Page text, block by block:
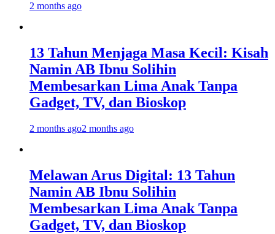
2 months ago
13 Tahun Menjaga Masa Kecil: Kisah
Namin AB Ibnu Solihin
Membesarkan Lima Anak Tanpa
Gadget, TV, dan Bioskop
2 months ago2 months ago
Melawan Arus Digital: 13 Tahun
Namin AB Ibnu Solihin
Membesarkan Lima Anak Tanpa
Gadget, TV, dan Bioskop